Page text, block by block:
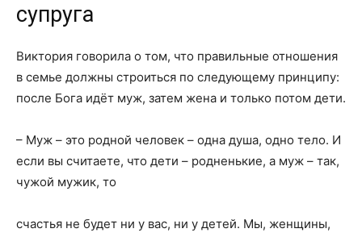
супруга
Виктория говорила о том, что правильные отношения
в семье должны строиться по следующему принципу:
после Бога идёт муж, затем жена и только потом дети.
– Муж – это родной человек – одна душа, одно тело. И
если вы считаете, что дети – родненькие, а муж – так,
чужой мужик, то
счастья не будет ни у вас, ни у детей. Мы, женщины,